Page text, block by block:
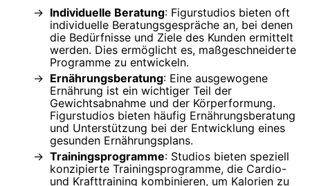
Individuelle Beratung: Figurstudios bieten oft
individuelle Beratungsgespräche an, bei denen
die Bedürfnisse und Ziele des Kunden ermittelt
werden. Dies ermöglicht es, maßgeschneiderte
Programme zu entwickeln.
Ernährungsberatung: Eine ausgewogene
Ernährung ist ein wichtiger Teil der
Gewichtsabnahme und der Körperformung.
Figurstudios bieten häufig Ernährungsberatung
und Unterstützung bei der Entwicklung eines
gesunden Ernährungsplans.
Trainingsprogramme: Studios bieten speziell
konzipierte Trainingsprogramme, die Cardio-
und Krafttraining kombinieren, um Kalorien zu